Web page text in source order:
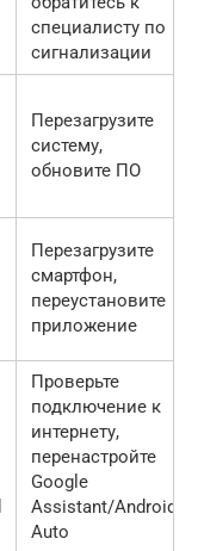
специалисту по
сигнализации
Перезагрузите
систему,
обновите ПО
Перезагрузите
смартфон,
переустановите
приложение
Проверьте
подключение к
интернету,
перенастройте
Google
Assistant/Android
Auto